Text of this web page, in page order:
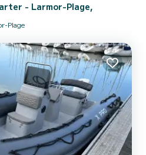
- Larmor-Plage,
Plage